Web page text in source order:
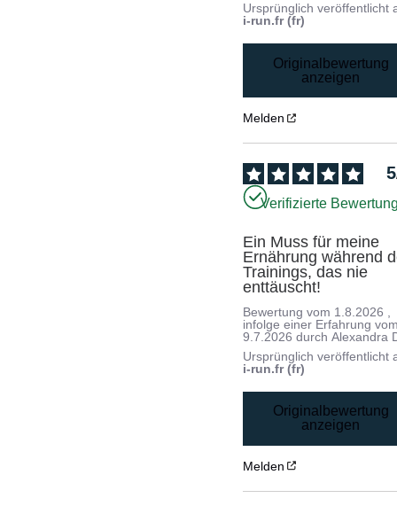
Ursprünglich veröffentlicht
i-run.fr (fr)
Originalbewertung
anzeigen
Melden
5
Verifizierte
Ein Muss für meine
Ernährung während
Trainings, das nie
enttäuscht!
Bewertung vom 1.8.2026
infolge einer Erfahrung
9.7.2026 durchAlexandra
Ursprünglich veröffentlicht
i-run.fr (fr)
Originalbewertung
anzeigen
Melden